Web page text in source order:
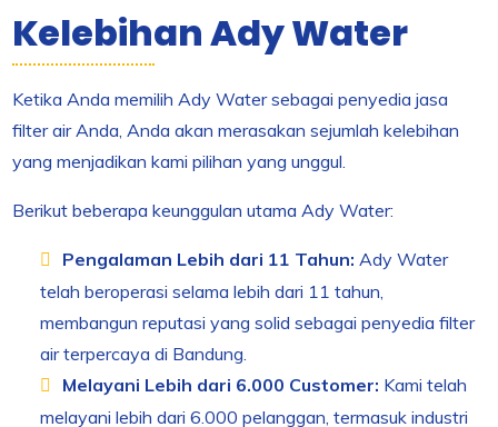
Kelebihan Ady Water
Ketika Anda memilih Ady Water sebagai penyedia jasa
filter air Anda, Anda akan merasakan sejumlah kelebihan
yang menjadikan kami pilihan yang unggul.
Berikut beberapa keunggulan utama Ady Water:
Pengalaman Lebih dari 11 Tahun: Ady Water
telah beroperasi selama lebih dari 11 tahun,
membangun reputasi yang solid sebagai penyedia filter
air terpercaya di Bandung.
Melayani Lebih dari 6.000 Customer: Kami telah
melayani lebih dari 6.000 pelanggan, termasuk industri